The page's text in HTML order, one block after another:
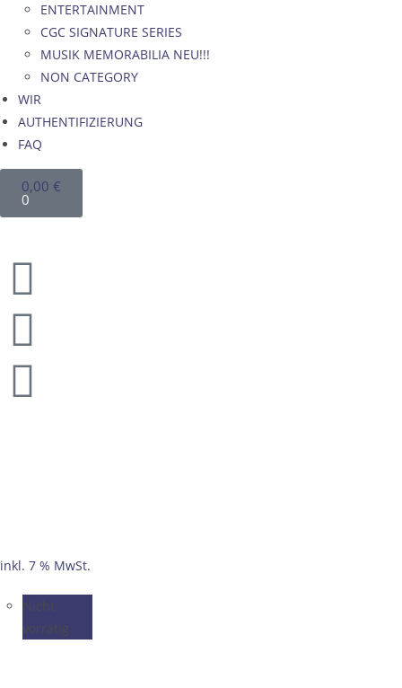
ENTERTAINMENT
CGC SIGNATURE SERIES
MUSIK MEMORABILIA NEU!!!
NON CATEGORY
WIR
AUTHENTIFIZIERUNG
FAQ
0,00 €
0
inkl. 7 % MwSt.
Nicht
vorrätig